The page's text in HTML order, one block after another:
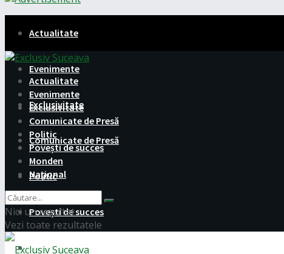
Actualitate
Evenimente
Exclusivitate
Comunicate de Presă
Politic
Povești de succes
Monden
Actualitate
Evenimente
Exclusivitate
Comunicate de Presă
Politic
Povești de succes
Monden
Național
Nici un rezultat
Vezi toate rezultatele